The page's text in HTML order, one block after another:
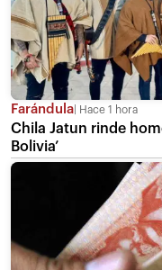
Farándula Hace 1 hora
Chila Jatun rinde
Bolivia’